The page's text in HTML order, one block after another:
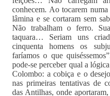
conhecem. Ao tocarem
lâmina e se cortaram sem
Não trabalham o ferro.
taquara… Seriam uns
cinquenta homens os
faríamos o que
pode-se perceber qual a
Colombo: a cobiça e o
nas primeiras tentativas de
das Antilhas, onde